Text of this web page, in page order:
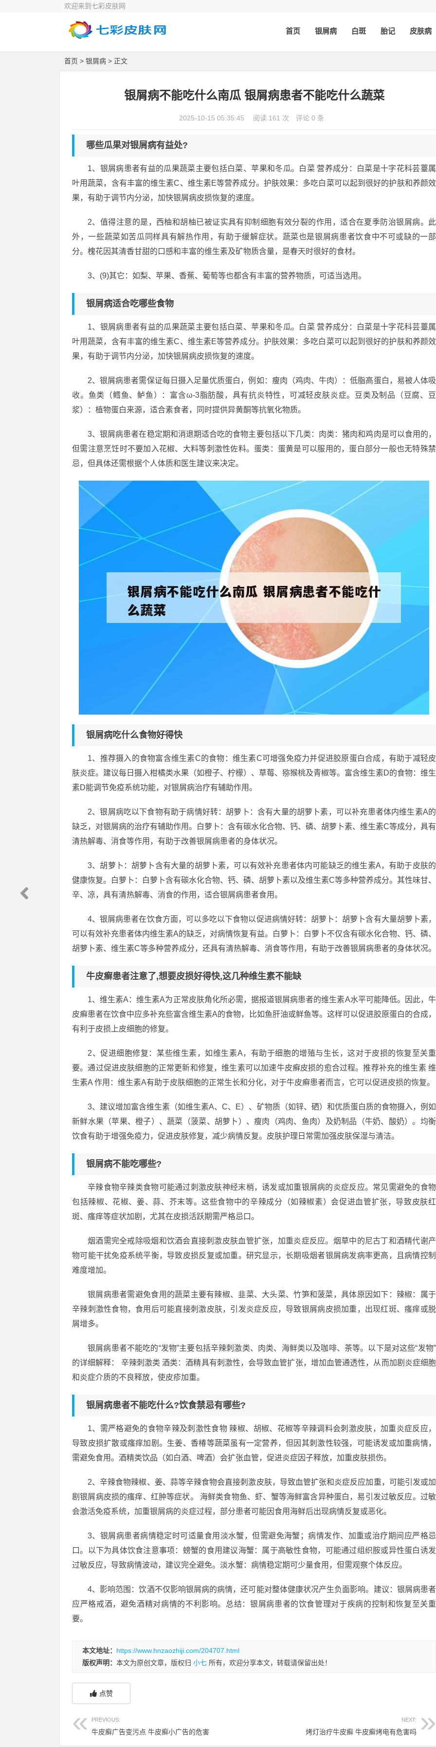
欢迎来到七彩皮肤网
首页 银屑病 白斑 胎记 皮肤病
首页 > 银屑病 > 正文
银屑病不能吃什么南瓜 银屑病患者不能吃什么蔬菜
2025-10-15 05:35:45 阅读 161 次 评论 0 条
哪些瓜果对银屑病有益处?
1、银屑病患者有益的瓜果蔬菜主要包括白菜、苹果和冬瓜。白菜 营养成分：白菜是十字花科芸薹属
叶用蔬菜，含有丰富的维生素C、维生素E等营养成分。护肤效果：多吃白菜可以起到很好的护肤和养颜效
果，有助于调节内分泌，加快银屑病皮损恢复的速度。
2、值得注意的是，西柚和胡柚已被证实具有抑制细胞有效分裂的作用，适合在夏季防治银屑病。此
外，一些蔬菜如苦瓜同样具有解热作用，有助于缓解症状。蔬菜也是银屑病患者饮食中不可或缺的一部
分。槐花因其清香甘甜的口感和丰富的维生素及矿物质含量，是春天时很好的食材。
3、(9)其它：如梨、苹果、香蕉、葡萄等也都含有丰富的营养物质，可适当选用。
银屑病适合吃哪些食物
1、银屑病患者有益的瓜果蔬菜主要包括白菜、苹果和冬瓜。白菜 营养成分：白菜是十字花科芸薹属
叶用蔬菜，含有丰富的维生素C、维生素E等营养成分。护肤效果：多吃白菜可以起到很好的护肤和养颜效
果，有助于调节内分泌，加快银屑病皮损恢复的速度。
2、银屑病患者需保证每日摄入足量优质蛋白，例如：瘦肉（鸡肉、牛肉）：低脂高蛋白，易被人体吸
收。鱼类（鳕鱼、鲈鱼）：富含ω-3脂肪酸，具有抗炎特性，可减轻皮肤炎症。豆类及制品（豆腐、豆
浆）：植物蛋白来源，适合素食者，同时提供异黄酮等抗氧化物质。
3、银屑病患者在稳定期和消退期适合吃的食物主要包括以下几类：肉类：猪肉和鸡肉是可以食用的，
但需注意烹饪时不要加入花椒、大料等刺激性佐料。蛋类：蛋黄是可以服用的，蛋白部分一般也无特殊禁
忌，但具体还需根据个人体质和医生建议来决定。
银屑病吃什么食物好得快
1、推荐摄入的食物富含维生素C的食物：维生素C可增强免疫力并促进胶原蛋白合成，有助于减轻皮
肤炎症。建议每日摄入柑橘类水果（如橙子、柠檬）、草莓、猕猴桃及青椒等。富含维生素D的食物：维生
素D能调节免疫系统功能，对银屑病治疗有辅助作用。
2、银屑病吃以下食物有助于病情好转：胡萝卜：含有大量的胡萝卜素，可以补充患者体内维生素A的
缺乏，对银屑病的治疗有辅助作用。白萝卜：含有碳水化合物、钙、磷、胡萝卜素、维生素C等成分，具有
清热解毒、消食等作用，有助于改善银屑病患者的身体状况。
3、胡萝卜：胡萝卜含有大量的胡萝卜素，可以有效补充患者体内可能缺乏的维生素A，有助于皮肤的
健康恢复。白萝卜：白萝卜含有碳水化合物、钙、磷、胡萝卜素以及维生素C等多种营养成分。其性味甘、
辛、凉，具有清热解毒、消食的作用，适合银屑病患者食用。
4、银屑病患者在饮食方面，可以多吃以下食物以促进病情好转：胡萝卜：胡萝卜含有大量胡萝卜素，
可以有效补充患者体内维生素A的缺乏，对病情恢复有益。白萝卜：白萝卜不仅含有碳水化合物、钙、磷、
胡萝卜素、维生素C等多种营养成分，还具有清热解毒、消食等作用，有助于改善银屑病患者的身体状况。
牛皮癣患者注意了,想要皮损好得快,这几种维生素不能缺
1、维生素A：维生素A为正常皮肤角化所必需，据报道银屑病患者的维生素A水平可能降低。因此，牛
皮癣患者在饮食中应多补充些富含维生素A的食物，比如鱼肝油或鲜鱼等。这样可以促进胶原蛋白的合成，
有利于皮损上皮细胞的修复。
2、促进细胞修复：某些维生素，如维生素A，有助于细胞的增殖与生长，这对于皮损的恢复至关重
要。通过促进皮肤细胞的正常更新和修复，维生素可以加速牛皮癣皮损的愈合过程。推荐补充的维生素 维
生素A 作用：维生素A有助于皮肤细胞的正常生长和分化，对于牛皮癣患者而言，它可以促进皮损的恢复。
3、建议增加富含维生素（如维生素A、C、E）、矿物质（如锌、硒）和优质蛋白质的食物摄入，例如
新鲜水果（苹果、橙子）、蔬菜（菠菜、胡萝卜）、瘦肉（鸡肉、鱼肉）及奶制品（牛奶、酸奶）。均衡
饮食有助于增强免疫力，促进皮肤修复，减少病情反复。皮肤护理日常需加强皮肤保湿与清洁。
银屑病不能吃哪些?
辛辣食物辛辣类食物可能通过刺激皮肤神经末梢，诱发或加重银屑病的炎症反应。常见需避免的食物
包括辣椒、花椒、姜、蒜、芥末等。这些食物中的辛辣成分（如辣椒素）会促进血管扩张，导致皮肤红
斑、瘙痒等症状加剧，尤其在皮损活跃期需严格忌口。
烟酒需完全戒除吸烟和饮酒会直接刺激皮肤血管扩张，加重炎症反应。烟草中的尼古丁和酒精代谢产
物可能干扰免疫系统平衡，导致皮损反复或加重。研究显示，长期吸烟者银屑病发病率更高，且病情控制
难度增加。
银屑病患者需避免食用的蔬菜主要有辣椒、韭菜、大头菜、竹笋和菠菜，具体原因如下：辣椒：属于
辛辣刺激性食物，食用后可能直接刺激皮肤，引发炎症反应，导致银屑病皮损加重，出现红斑、瘙痒或脱
屑增多。
银屑病患者不能吃的“发物”主要包括辛辣刺激类、肉类、海鲜类以及咖啡、茶等。以下是对这些“发物”
的详细解释： 辛辣刺激类 酒类：酒精具有刺激性，会导致血管扩张，增加血管通透性，从而加剧炎症细胞
和炎症介质的不良释放，使皮疹加重。
银屑病患者不能吃什么?饮食禁忌有哪些?
1、需严格避免的食物辛辣及刺激性食物 辣椒、胡椒、花椒等辛辣调料会刺激皮肤，加重炎症反应，
导致皮损扩散或瘙痒加剧。生姜、香椿等蔬菜虽有一定营养，但因其刺激性较强，可能诱发或加重病情，
需避免食用。酒精类饮品（如白酒、啤酒）会扩张血管，促进炎症因子释放，加重皮肤损伤。
2、辛辣食物辣椒、姜、蒜等辛辣食物会直接刺激皮肤，导致血管扩张和炎症反应加重，可能引发或加
剧银屑病皮损的瘙痒、红肿等症状。 海鲜类食物鱼、虾、蟹等海鲜富含异种蛋白，易引发过敏反应。过敏
会激活免疫系统，加重银屑病的炎症过程，部分患者可能因食用海鲜后出现病情反复或恶化。
3、银屑病患者病情稳定时可适量食用淡水蟹，但需避免海蟹；病情发作、加重或治疗期间应严格忌
口。以下为具体饮食注意事项：螃蟹的食用建议海蟹：属于高敏性食物，可能通过组织胺或异性蛋白诱发
过敏反应，导致病情波动，建议完全避免。淡水蟹：病情稳定期可少量食用，但需观察个体反应。
4、影响范围：饮酒不仅影响银屑病的病情，还可能对整体健康状况产生负面影响。建议：银屑病患者
应严格戒酒，避免酒精对病情的不利影响。总结：银屑病患者的饮食管理对于疾病的控制和恢复至关重
要。
本文地址： https://www.hnzaozhiji.com/204707.html
版权声明： 本文为原创文章，版权归 小七 所有，欢迎分享本文，转载请保留出处！
点赞
PREVIOUS:
牛皮癣广告变污点 牛皮癣小广告的危害
NEXT:
烤灯治疗牛皮癣 牛皮癣烤电有危害吗